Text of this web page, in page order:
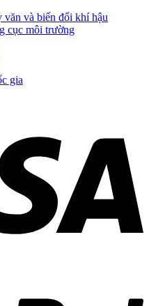
và biến đổi khí hậu
cục môi trường
gia